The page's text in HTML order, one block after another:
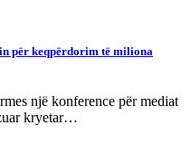
për keqpërdorim të miliona
një konference për mediat
kryetar…